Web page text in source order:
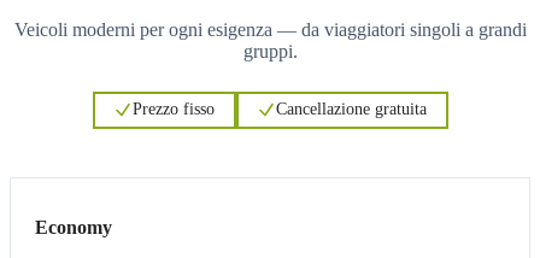
Veicoli moderni per ogni esigenza — da viaggiatori singoli a grandi
gruppi.
Prezzo fisso Cancellazione gratuita
Economy